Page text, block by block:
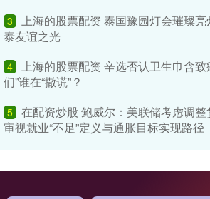
3
上海的股票配资 泰国豫园灯会璀璨
泰友谊之光
4 上海的股票配资 辛选否认卫生巾含致
们”谁在“撒谎”？
5 在配资炒股 鲍威尔：美联储考虑调
审视就业“不足”定义与通胀目标实现路径